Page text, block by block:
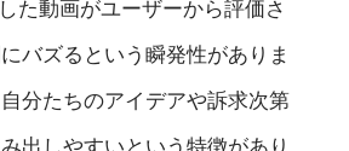
た動画がユーザーから評価さ
バズるという瞬発性がありま
分たちのアイデアや訴求次第